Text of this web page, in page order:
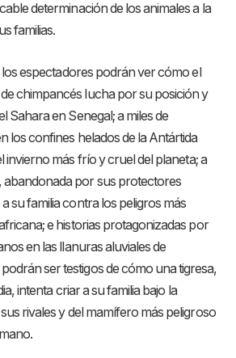
determinación de los animales a la
familias.
los espectadores podrán ver cómo el
chimpancés lucha por su posición y
Sahara en Senegal; a miles de
los confines helados de la Antártida
invierno más frío y cruel del planeta; a
abandonada por sus protectores
su familia contra los peligros más
e historias protagonizadas por
en las llanuras aluviales de
ser testigos de cómo una tigresa,
intenta criar a su familia bajo la
rivales y del mamífero más peligroso